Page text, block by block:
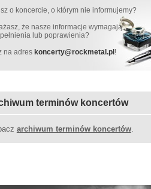
o koncercie, o którym nie informujemy?
że nasze informacje wymagają
lub poprawienia?
na adres koncerty@rockmetal.pl!
terminów koncertów
archiwum terminów koncertów.